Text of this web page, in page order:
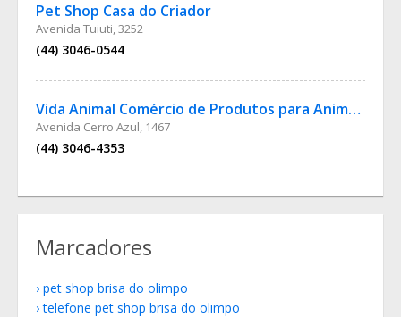
Pet Shop Casa do Criador
Avenida Tuiuti, 3252
(44) 3046-0544
Vida Animal Comércio de Produtos para Animais
Avenida Cerro Azul, 1467
(44) 3046-4353
Marcadores
pet shop brisa do olimpo
telefone pet shop brisa do olimpo